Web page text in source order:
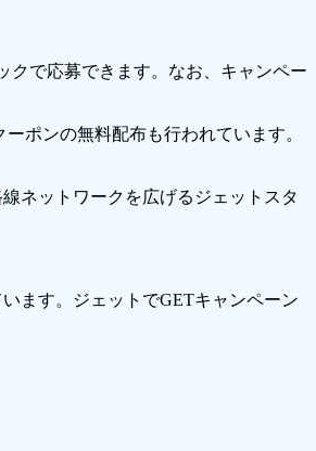
クで応募できます。なお、キャンペー
ポンの無料配布も行われています。
ネットワークを広げるジェットスタ
ます。ジェットでGETキャンペーン